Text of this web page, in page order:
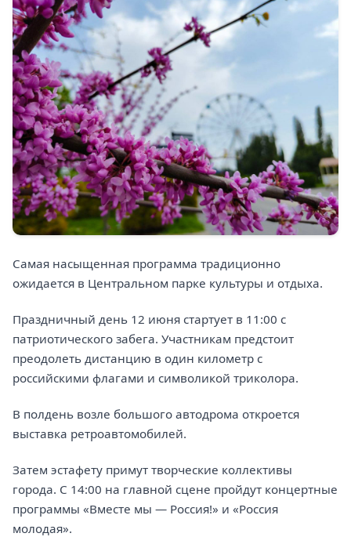
Самая насыщенная программа традиционно
ожидается в Центральном парке культуры и отдыха.
Праздничный день 12 июня стартует в 11:00 с
патриотического забега. Участникам предстоит
преодолеть дистанцию в один километр с
российскими флагами и символикой триколора.
В полдень возле большого автодрома откроется
выставка ретроавтомобилей.
Затем эстафету примут творческие коллективы
города. С 14:00 на главной сцене пройдут концертные
программы «Вместе мы — Россия!» и «Россия
молодая».